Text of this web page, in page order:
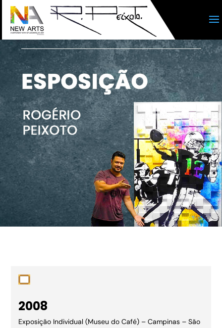
2008
Exposição Individual (Museu do Café) – Campinas – São